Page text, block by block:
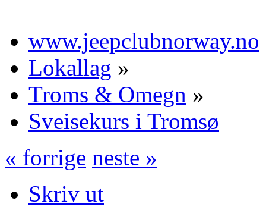
www.jeepclubnorway.no
Lokallag »
Troms & Omegn »
Sveisekurs i Tromsø
« forrige neste »
Skriv ut